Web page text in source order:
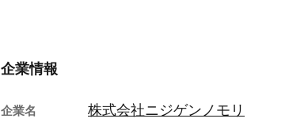
企業情報
企業名 株式会社ニジゲンノモリ